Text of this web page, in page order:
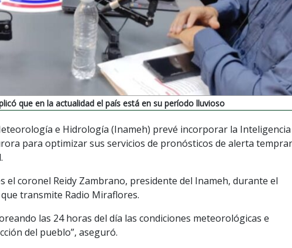
que en la actualidad el país está en su período lluvioso
e Hidrología (Inameh) prevé incorporar la Inteligencia
para optimizar sus servicios de pronósticos de alerta
el coronel Reidy Zambrano, presidente del Inameh, durante el
transmite Radio Miraflores.
las 24 horas del día las condiciones meteorológicas e
del pueblo”, aseguró.